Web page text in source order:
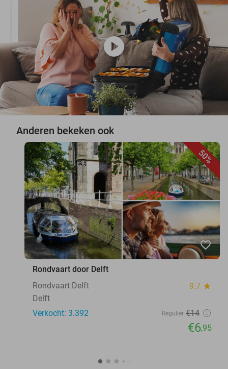
play_circle
Anderen bekeken ook
50%
favorite_border
Rondvaart door Delft
Rondvaart Delft
9.7 star
Delft
Verkocht: 3.392
Regulier €14
€6,95